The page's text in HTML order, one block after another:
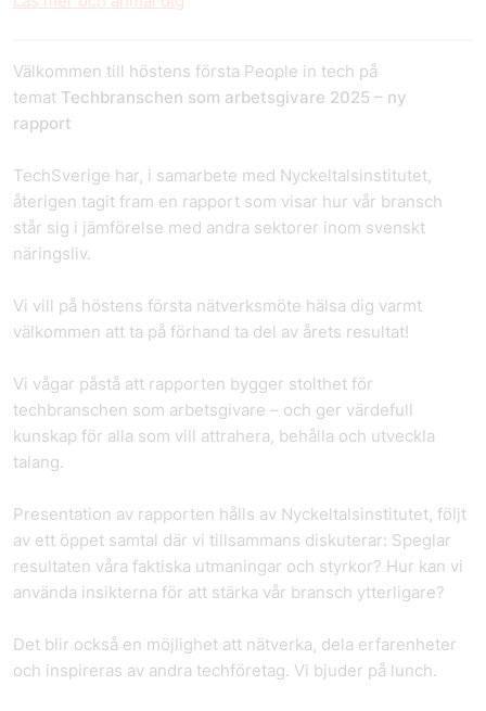
Välkommen till höstens första People in tech på
temat Techbranschen som arbetsgivare 2025 – ny
rapport
TechSverige har, i samarbete med Nyckeltalsinstitutet,
återigen tagit fram en rapport som visar hur vår bransch
står sig i jämförelse med andra sektorer inom svenskt
näringsliv.
Vi vill på höstens första nätverksmöte hälsa dig varmt
välkommen att ta på förhand ta del av årets resultat!
Vi vågar påstå att rapporten bygger stolthet för
techbranschen som arbetsgivare – och ger värdefull
kunskap för alla som vill attrahera, behålla och utveckla
talang.
Presentation av rapporten hålls av Nyckeltalsinstitutet, följt
av ett öppet samtal där vi tillsammans diskuterar: Speglar
resultaten våra faktiska utmaningar och styrkor? Hur kan vi
använda insikterna för att stärka vår bransch ytterligare?
Det blir också en möjlighet att nätverka, dela erfarenheter
och inspireras av andra techföretag. Vi bjuder på lunch.